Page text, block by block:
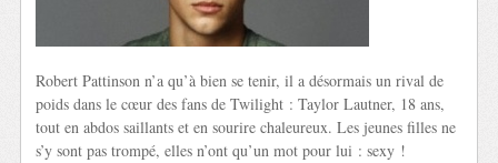
Robert Pattinson n’a qu’à bien se tenir, il a désormais un rival de
poids dans le cœur des fans de Twilight : Taylor Lautner, 18 ans,
tout en abdos saillants et en sourire chaleureux. Les jeunes filles ne
s’y sont pas trompé, elles n’ont qu’un mot pour lui : sexy !